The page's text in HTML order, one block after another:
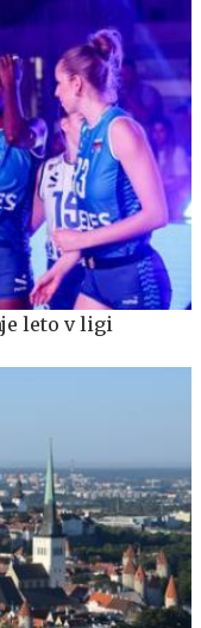
leto v ligi